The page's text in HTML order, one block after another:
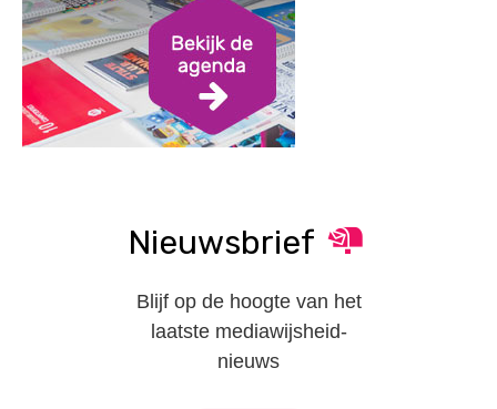
Nieuwsbrief
Blijf op de hoogte van het
laatste mediawijsheid-
nieuws